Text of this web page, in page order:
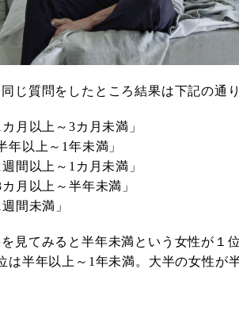
じ質問をしたところ結果は下記の通
月以上～3カ月未満」
年以上～1年未満」
間以上～1カ月未満」
月以上～半年未満」
間未満」
見てみると半年未満という女性が１
は半年以上～1年未満。大半の女性が